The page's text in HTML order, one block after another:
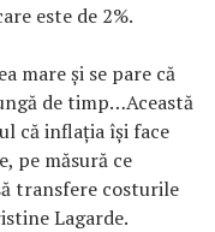
este de 2%.
mare şi se pare că
de timp…Această
că inflaţia îşi face
pe măsură ce
transfere costurile
Lagarde.